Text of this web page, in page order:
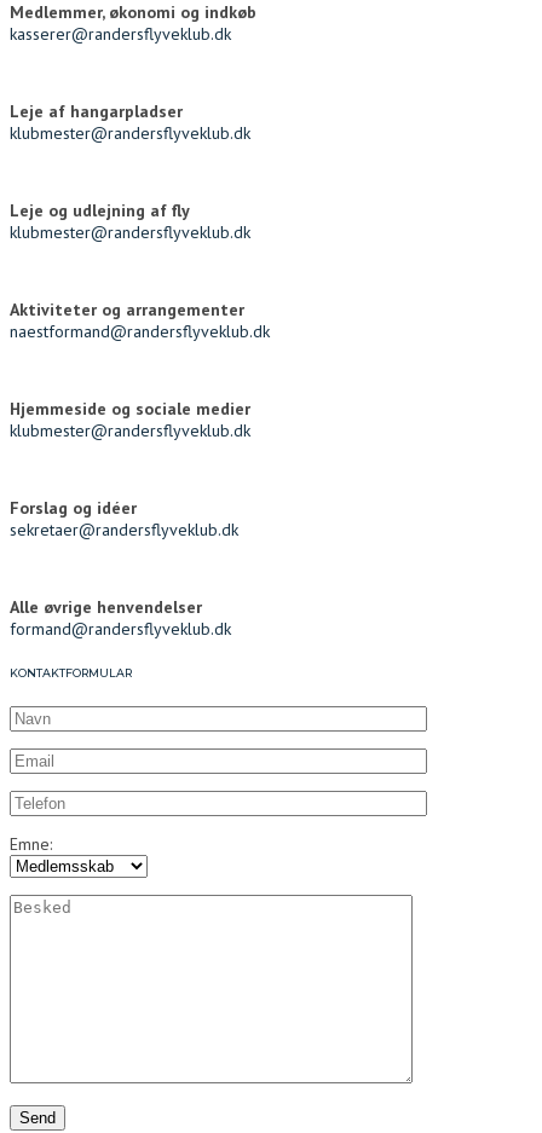
Medlemmer, økonomi og indkøb
kasserer@randersflyveklub.dk
Leje af hangarpladser
klubmester@randersflyveklub.dk
Leje og udlejning af fly
klubmester@randersflyveklub.dk
Aktiviteter og arrangementer
naestformand@randersflyveklub.dk
Hjemmeside og sociale medier
klubmester@randersflyveklub.dk
Forslag og idéer
sekretaer@randersflyveklub.dk
Alle øvrige henvendelser
formand@randersflyveklub.dk
KONTAKTFORMULAR
Emne: